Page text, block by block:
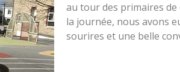
au tour des primaires de
la journée, nous avons
sourires et une belle